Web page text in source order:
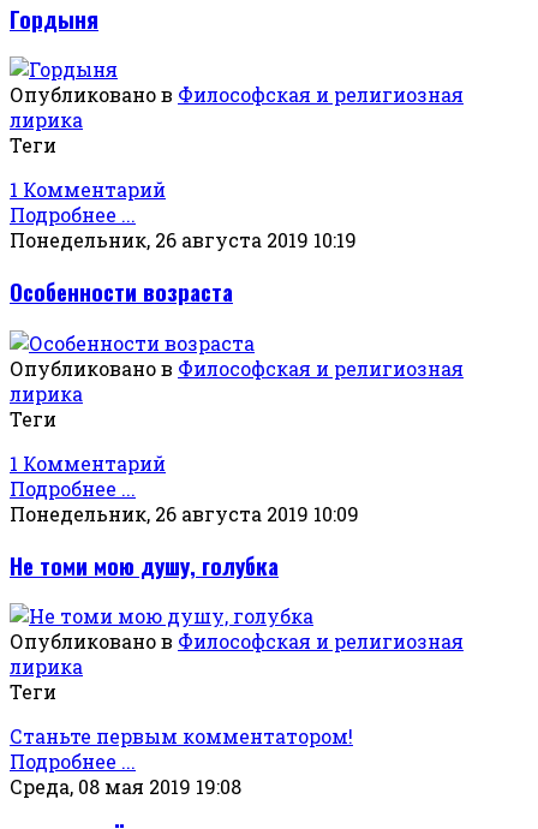
Гордыня
Опубликовано в Философская и религиозная
лирика
Теги
1 Комментарий
Подробнее ...
Понедельник, 26 августа 2019 10:19
Особенности возраста
Опубликовано в Философская и религиозная
лирика
Теги
1 Комментарий
Подробнее ...
Понедельник, 26 августа 2019 10:09
Не томи мою душу, голубка
Опубликовано в Философская и религиозная
лирика
Теги
Станьте первым комментатором!
Подробнее ...
Среда, 08 мая 2019 19:08